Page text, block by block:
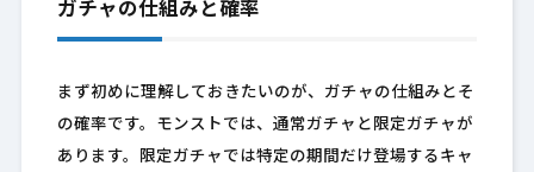
ガチャの仕組みと確率
まず初めに理解しておきたいのが、ガチャの仕組みとそ
の確率です。モンストでは、通常ガチャと限定ガチャが
あります。限定ガチャでは特定の期間だけ登場するキャ